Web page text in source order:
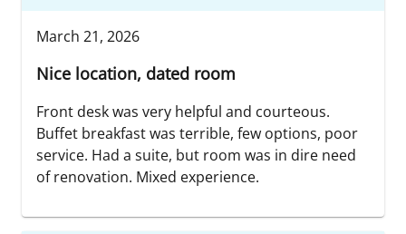
March 21, 2026
Nice location, dated room
Front desk was very helpful and courteous.
Buffet breakfast was terrible, few options, poor
service. Had a suite, but room was in dire need
of renovation. Mixed experience.